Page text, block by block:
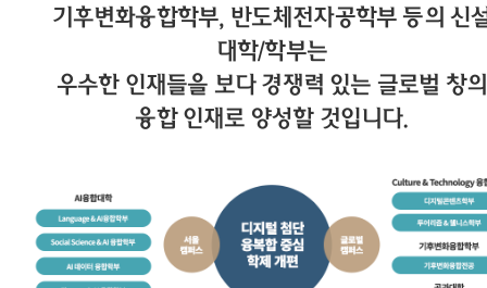
기후변화융합학부, 반도체전자공학부 등의 신
대학/학부는
우수한 인재들을 보다 경쟁력 있는 글로벌 창의
융합 인재로 양성할 것입니다.